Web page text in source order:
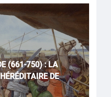
(661-750) : LA
DE